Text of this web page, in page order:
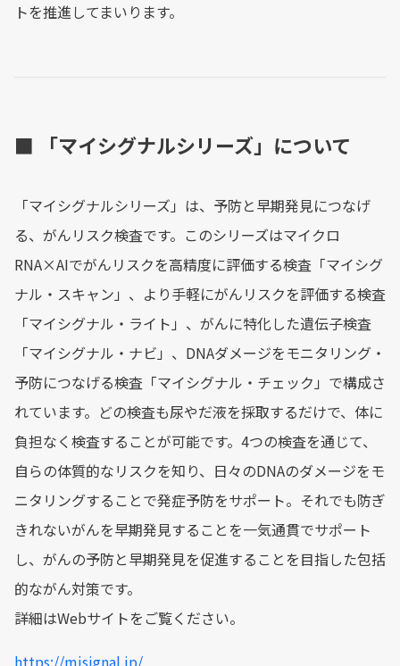
トを推進してまいります。
■ 「マイシグナルシリーズ」について
「マイシグナルシリーズ」は、予防と早期発見につなげ
る、がんリスク検査です。このシリーズはマイクロ
RNA×AIでがんリスクを高精度に評価する検査「マイシグ
ナル・スキャン」、より手軽にがんリスクを評価する検査
「マイシグナル・ライト」、がんに特化した遺伝子検査
「マイシグナル・ナビ」、DNAダメージをモニタリング・
予防につなげる検査「マイシグナル・チェック」で構成さ
れています。どの検査も尿やだ液を採取するだけで、体に
負担なく検査することが可能です。4つの検査を通じて、
自らの体質的なリスクを知り、日々のDNAのダメージをモ
ニタリングすることで発症予防をサポート。それでも防ぎ
きれないがんを早期発見することを一気通貫でサポート
し、がんの予防と早期発見を促進することを目指した包括
的ながん対策です。
詳細はWebサイトをご覧ください。